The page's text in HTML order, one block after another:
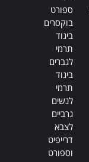
ספורט
בוקסרים
ביגוד
תרמי
לגברים
ביגוד
תרמי
לנשים
גרביים
לצבא
דרייפיט
וספורט